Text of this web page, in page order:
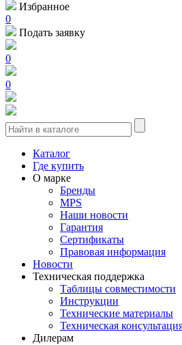
Избранное
0
Подать заявку
0
0
Каталог
Где купить
О марке
Бренды
MPS
Наши новости
Гарантия
Сертификаты
Правовая информация
Новости
Техническая поддержка
Таблицы совместимости
Инструкции
Технические материалы
Техническая
Дилерам